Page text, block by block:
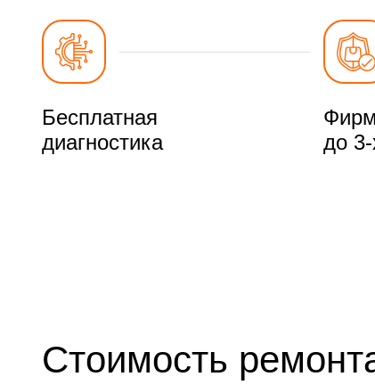
Бесплатная
диагностика
до
Стоимость